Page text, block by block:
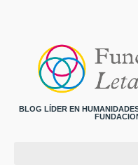
BLOG LÍDER EN